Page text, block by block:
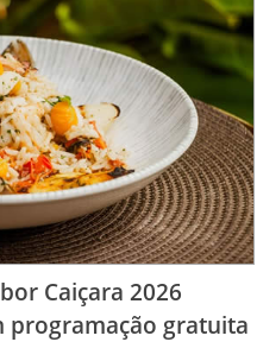
Caiçara 2026
programação gratuita